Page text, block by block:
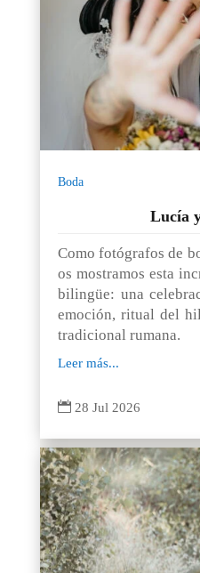
Boda
Lucía
Como fotógrafos de
os mostramos esta
bilingüe: una
emoción, ritual del
tradicional rumana.
Leer más...
 28 Jul 2026